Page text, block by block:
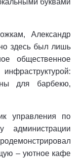
буквами
Александр
здесь был лишь
общественное
для барбекю,
управления по
администрации
– уютное кафе